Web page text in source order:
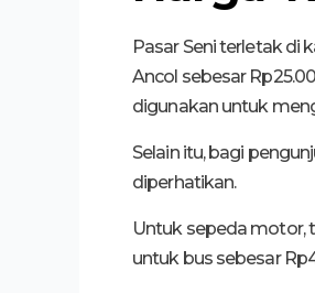
Pasar Seni terletak di
Ancol sebesar
digunakan untuk
Selain itu, bagi
diperhatikan.
Untuk sepeda motor,
untuk bus sebesar